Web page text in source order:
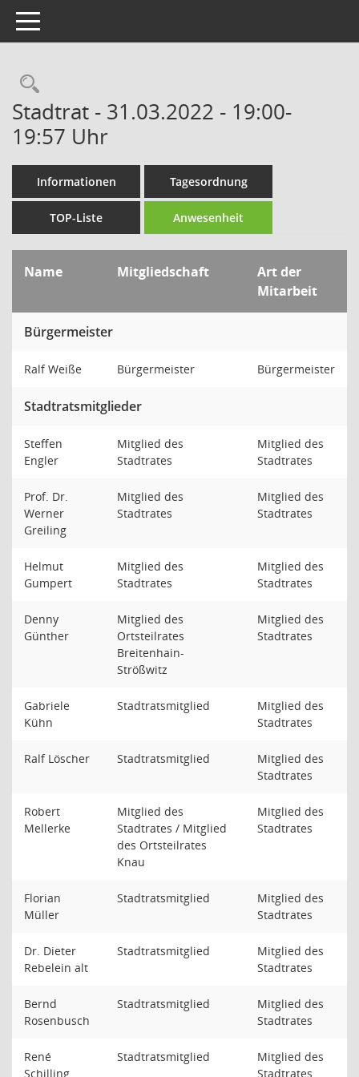
Toggle navigation
Rechercheauswahl
Stadtrat - 31.03.2022 - 19:00-
19:57 Uhr
Informationen Tagesordnung
TOP-Liste Anwesenheit
Name Mitgliedschaft
Art der
Mitarbeit
Bürgermeister
Ralf Weiße Bürgermeister Bürgermeister
Stadtratsmitglieder
Steffen
Engler
Mitglied des
Stadtrates
Mitglied des
Stadtrates
Prof. Dr.
Werner
Greiling
Mitglied des
Stadtrates
Mitglied des
Stadtrates
Helmut
Gumpert
Mitglied des
Stadtrates
Mitglied des
Stadtrates
Denny
Günther
Mitglied des
Ortsteilrates
Breitenhain-
Strößwitz
Mitglied des
Stadtrates
Gabriele
Kühn
Stadtratsmitglied
Mitglied des
Stadtrates
Ralf Löscher Stadtratsmitglied
Mitglied des
Stadtrates
Robert
Mellerke
Mitglied des
Stadtrates / Mitglied
des Ortsteilrates
Knau
Mitglied des
Stadtrates
Florian
Müller
Stadtratsmitglied
Mitglied des
Stadtrates
Dr. Dieter
Rebelein alt
Stadtratsmitglied
Mitglied des
Stadtrates
Bernd
Rosenbusch
Stadtratsmitglied
Mitglied des
Stadtrates
René
Schilling
Stadtratsmitglied
Mitglied des
Stadtrates